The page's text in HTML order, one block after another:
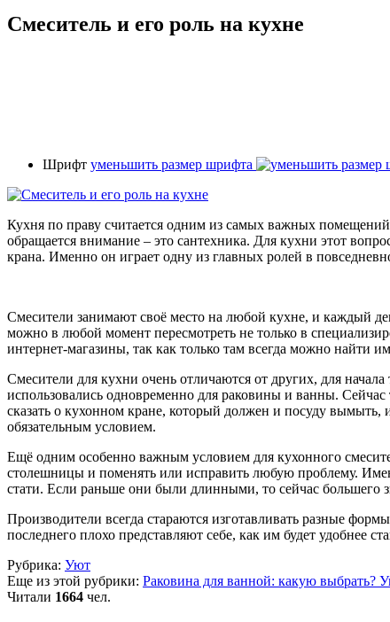
Смеситель и его роль на кухне
Шрифт уменьшить размер шрифта
Кухня по праву считается одним из самых важных
обращается внимание – это сантехника. Для кухни этот
крана. Именно он играет одну из главных ролей в
Смесители занимают своё место на любой кухне, и каждый
можно в любой момент пересмотреть не только в
интернет-магазины, так как только там всегда можно найти
Смесители для кухни очень отличаются от других, для
использовались одновременно для раковины и ванны.
сказать о кухонном кране, который должен и посуду
обязательным условием.
Ещё одним особенно важным условием для кухонного
столешницы и поменять или исправить любую проблему.
стати. Если раньше они были длинными, то сейчас большего
Производители всегда стараются изготавливать разные
последнего плохо представляют себе, как им будет удобнее
Рубрика: Уют
Еще из этой рубрики: Раковина для ванной: какую выбрать?
Читали 1664 чел.